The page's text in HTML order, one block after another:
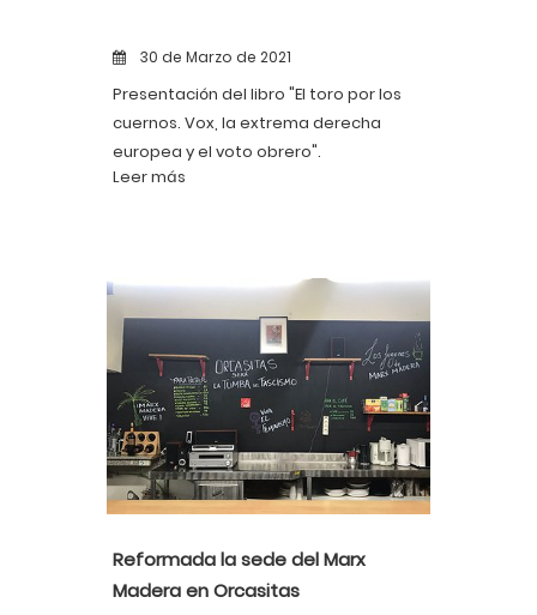
30 de Marzo de 2021
Presentación del libro "El toro por los
cuernos. Vox, la extrema derecha
europea y el voto obrero".
Leer más
Reformada la sede del Marx
Madera en Orcasitas